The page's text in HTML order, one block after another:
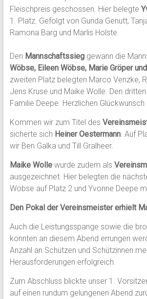
Fleischpreis geschossen. Hier belegte
1. Platz. Gefolgt von Gunda Genutt,
Ramona Barg und Marlis Holste.
Den Mannschaftssieggewann die
Wöbse, Eileen Wöbse, Marie Gröper
zweiten Platz belegten Marco Venzke,
Jens Kruse und Maike Wolle. Den
Familie Deepe. Herzlichen Glückwunsch
Kommen wir zum Titel des
sicherte sich Heiner Oestermann. Auf
wir Ben Galka und Till Gralheer.
Maike Wollewurde zudem als
ausgezeichnet. Hier belegten die
Wöbse auf Platz 2 und Yvonne Deepe
Den Pokal der Vereinsmeister erhielt
Auch die Leistungsspange sowie die
konnten an diesem Abend errungen
Anzahl an Schützen und Schützinnen
Herausforderungen erfolgreich.
Zum Abschluss blickte unser 1.
auf einen rundum gelungenen Abend